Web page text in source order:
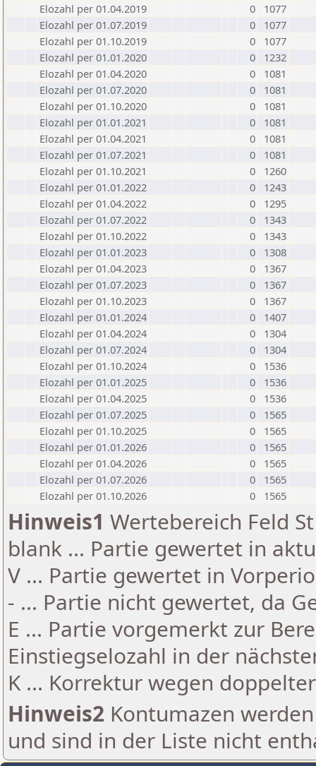
Elozahl per 01.04.2019
0
1077
Elozahl per 01.07.2019
0
1077
Elozahl per 01.10.2019
0
1077
Elozahl per 01.01.2020
0
1232
Elozahl per 01.04.2020
0
1081
Elozahl per 01.07.2020
0
1081
Elozahl per 01.10.2020
0
1081
Elozahl per 01.01.2021
0
1081
Elozahl per 01.04.2021
0
1081
Elozahl per 01.07.2021
0
1081
Elozahl per 01.10.2021
0
1260
Elozahl per 01.01.2022
0
1243
Elozahl per 01.04.2022
0
1295
Elozahl per 01.07.2022
0
1343
Elozahl per 01.10.2022
0
1343
Elozahl per 01.01.2023
0
1308
Elozahl per 01.04.2023
0
1367
Elozahl per 01.07.2023
0
1367
Elozahl per 01.10.2023
0
1367
Elozahl per 01.01.2024
0
1407
Elozahl per 01.04.2024
0
1304
Elozahl per 01.07.2024
0
1304
Elozahl per 01.10.2024
0
1536
Elozahl per 01.01.2025
0
1536
Elozahl per 01.04.2025
0
1536
Elozahl per 01.07.2025
0
1565
Elozahl per 01.10.2025
0
1565
Elozahl per 01.01.2026
0
1565
Elozahl per 01.04.2026
0
1565
Elozahl per 01.07.2026
0
1565
Elozahl per 01.10.2026
0 1565
Hinweis1 Wertebereich Feld
blank ... Partie gewertet in
V ... Partie gewertet in
- ... Partie nicht gewertet, da
E ... Partie vorgemerkt zur
Einstiegselozahl in der
K ... Korrektur wegen
Hinweis2 Kontumazen
und sind in der Liste nicht